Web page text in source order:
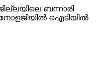
ബന്നാരി
ഐടിയിൽ